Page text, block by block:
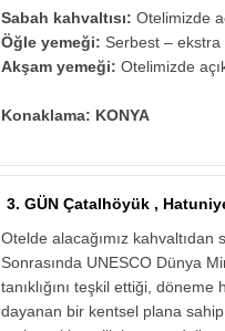
Sabah kahvaltısı: Otelimizde
Öğle yemeği: Serbest – ekstra
Akşam yemeği: Otelimizde
Konaklama: KONYA
3. GÜN Çatalhöyük ,
Otelde alacağımız kahvaltıdan
Sonrasında UNESCO Dünya
tanıklığını teşkil ettiği,
dayanan bir kentsel plana